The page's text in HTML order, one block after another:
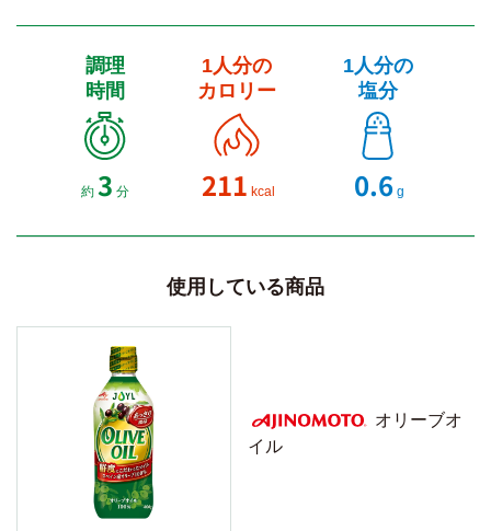
調理
時間
約 3 分
1人分の
カロリー
211 kcal
1人分の
塩分
0.6 g
使用している商品
AJINOMOTO
オリーブオ
イル